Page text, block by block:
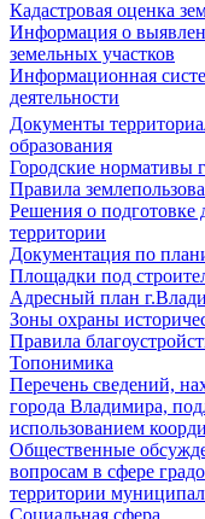
Кадастровая оценка
Информация о
земельных участков
Информационная
деятельности
Документы
образования
Городские нормативы
Правила
Решения о подготовке
территории
Документация по
Площадки под
Адресный план
Зоны охраны
Правила
Топонимика
Перечень сведений,
города Владимира,
использованием
Общественные
вопросам в сфере
территории
Социальная сфера